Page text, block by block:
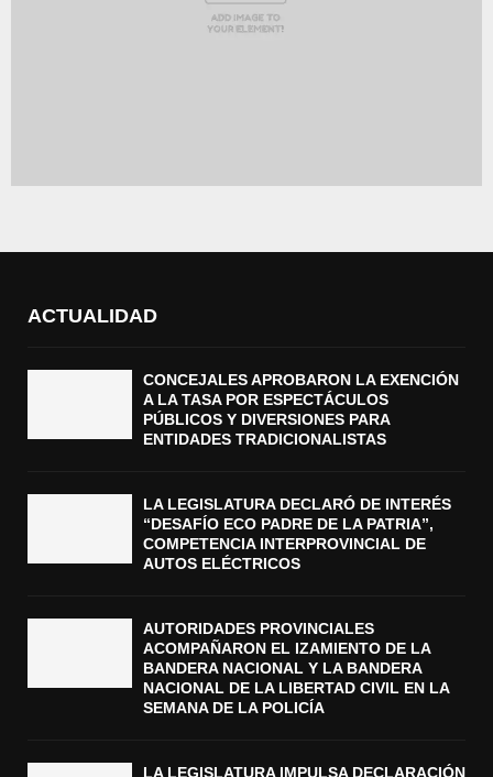
ACTUALIDAD
CONCEJALES APROBARON LA EXENCIÓN
A LA TASA POR ESPECTÁCULOS
PÚBLICOS Y DIVERSIONES PARA
ENTIDADES TRADICIONALISTAS
LA LEGISLATURA DECLARÓ DE INTERÉS
“DESAFÍO ECO PADRE DE LA PATRIA”,
COMPETENCIA INTERPROVINCIAL DE
AUTOS ELÉCTRICOS
AUTORIDADES PROVINCIALES
ACOMPAÑARON EL IZAMIENTO DE LA
BANDERA NACIONAL Y LA BANDERA
NACIONAL DE LA LIBERTAD CIVIL EN LA
SEMANA DE LA POLICÍA
LA LEGISLATURA IMPULSA DECLARACIÓN